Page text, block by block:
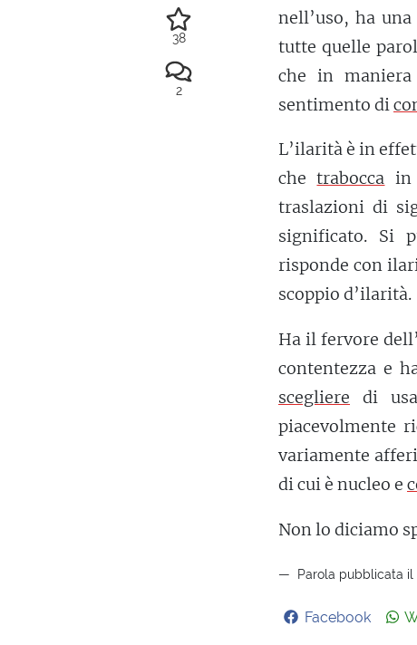
nell’uso, ha
tutte quelle
che in
sentimento di
L’ilarità è in
chetrabocca in
traslazioni di
significato. Si
risponde con
scoppio d’ilarità.
Ha il fervore
contentezza e
scegliere di
piacevolmente
variamente
di cui è nucleo e
Non lo diciamo
Parola pubblicata il
Facebook
38
2